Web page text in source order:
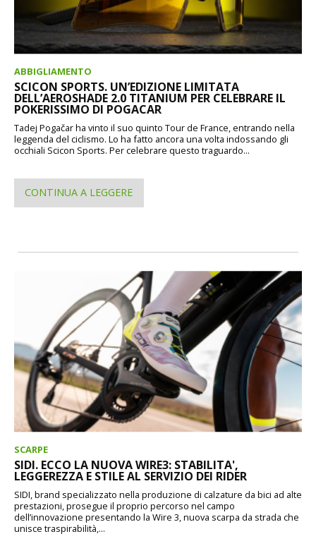
ABBIGLIAMENTO
SCICON SPORTS. UN’EDIZIONE LIMITATA
DELL’AEROSHADE 2.0 TITANIUM PER CELEBRARE IL
POKERISSIMO DI POGACAR
Tadej Pogačar ha vinto il suo quinto Tour de France, entrando nella
leggenda del ciclismo. Lo ha fatto ancora una volta indossando gli
occhiali Scicon Sports. Per celebrare questo traguardo...
CONTINUA A LEGGERE
SCARPE
SIDI. ECCO LA NUOVA WIRE3: STABILITA',
LEGGEREZZA E STILE AL SERVIZIO DEI RIDER
SIDI, brand specializzato nella produzione di calzature da bici ad alte
prestazioni, prosegue il proprio percorso nel campo
dell’innovazione presentando la Wire 3, nuova scarpa da strada che
unisce traspirabilità,...